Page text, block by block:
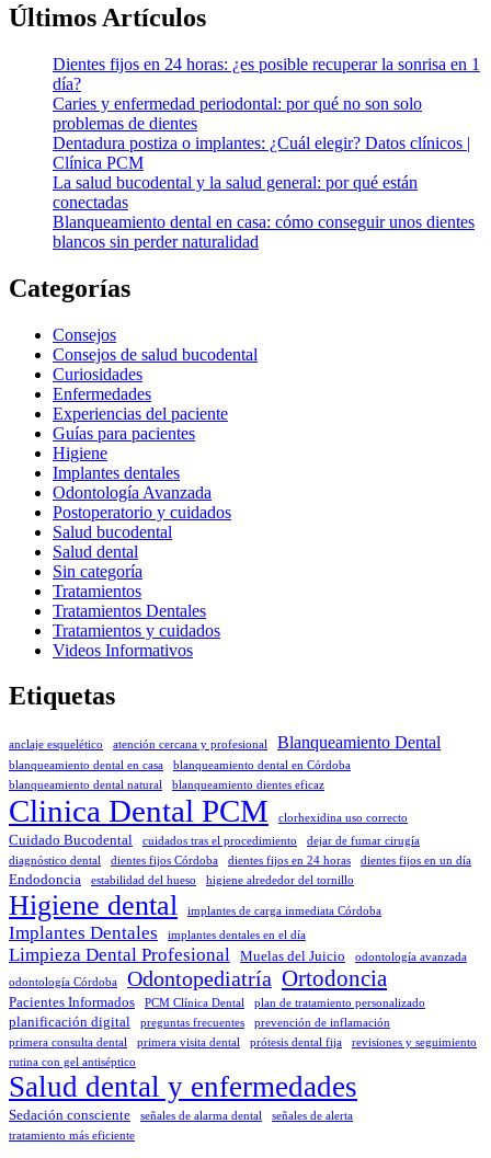
Últimos Artículos
Dientes fijos en 24 horas: ¿es posible recuperar la sonrisa en 1
día?
Caries y enfermedad periodontal: por qué no son solo
problemas de dientes
Dentadura postiza o implantes: ¿Cuál elegir? Datos clínicos |
Clínica PCM
La salud bucodental y la salud general: por qué están
conectadas
Blanqueamiento dental en casa: cómo conseguir unos dientes
blancos sin perder naturalidad
Categorías
Consejos
Consejos de salud bucodental
Curiosidades
Enfermedades
Experiencias del paciente
Guías para pacientes
Higiene
Implantes dentales
Odontología Avanzada
Postoperatorio y cuidados
Salud bucodental
Salud dental
Sin categoría
Tratamientos
Tratamientos Dentales
Tratamientos y cuidados
Videos Informativos
Etiquetas
anclaje esquelético atención cercana y profesional Blanqueamiento Dental
blanqueamiento dental en casa
blanqueamiento dental en Córdoba
blanqueamiento dental natural
blanqueamiento dientes eficaz
Clinica Dental PCM clorhexidina uso correcto
Cuidado Bucodental cuidados tras el procedimiento
dejar de fumar cirugía
diagnóstico dental
dientes fijos Córdoba dientes fijos en 24 horas dientes fijos en un día
Endodoncia estabilidad del hueso higiene alrededor del tornillo
Higiene dental implantes de carga inmediata Córdoba
Implantes Dentales implantes dentales en el día
Limpieza Dental Profesional Muelas del Juicio odontología avanzada
odontología Córdoba Odontopediatría Ortodoncia
Pacientes Informados PCM Clínica Dental plan de tratamiento personalizado
planificación digital preguntas frecuentes
prevención de inflamación
primera consulta dental
primera visita dental prótesis dental fija
revisiones y seguimiento
rutina con gel antiséptico
Salud dental y enfermedades
Sedación consciente señales de alarma dental
señales de alerta
tratamiento más eficiente